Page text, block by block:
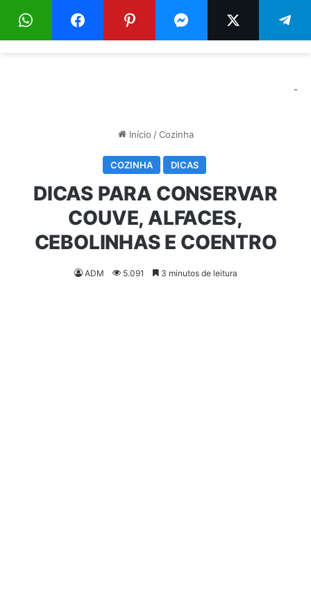
Menu
-
Início / Cozinha
COZINHA DICAS
DICAS PARA CONSERVAR
COUVE, ALFACES,
CEBOLINHAS E COENTRO
ADM 5.091 3 minutos de leitura